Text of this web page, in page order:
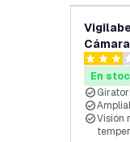
Camera
3
En
Visión